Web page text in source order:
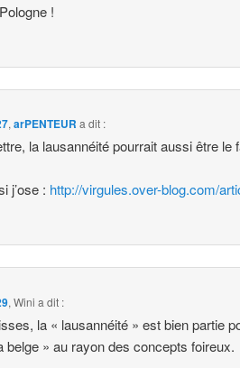
!
,arPENTEUR a dit :
la lausannéité pourrait aussi être le
j’ose : http://virgules.over-blog.com/
,Wini a dit :
la « lausannéité » est bien partie
belge » au rayon des concepts foireux.